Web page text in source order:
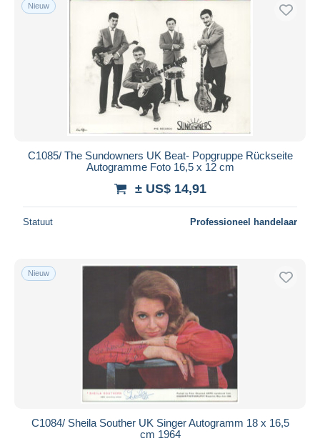
Nieuw
C1085/ The Sundowners UK Beat- Popgruppe Rückseite
Autogramme Foto 16,5 x 12 cm
± US$ 14,91
Statuut Professioneel handelaar
Nieuw
C1084/ Sheila Souther UK Singer Autogramm 18 x 16,5
cm 1964